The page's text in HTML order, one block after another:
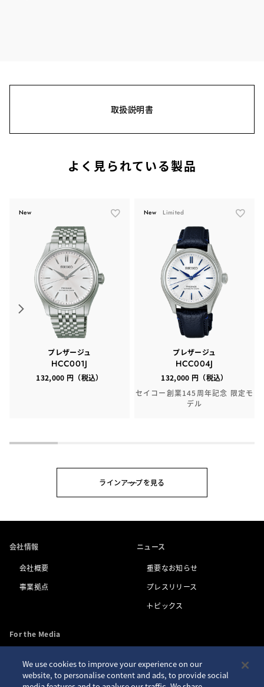
取扱説明書
よく見られている製品
New
プレザージュ
HCC001J
132,000 円（税込）
New Limited
プレザージュ
HCC004J
132,000 円（税込）
セイコー創業145周年記念 限定モ
デル
ラインアップを見る
会社情報
会社概要
事業拠点
ニュース
重要なお知らせ
プレスリリース
トピックス
For the Media
お問い合わせ
アクセシビリティ
We use cookies to improve your experience on our
website, to personalise content and ads, to provide social